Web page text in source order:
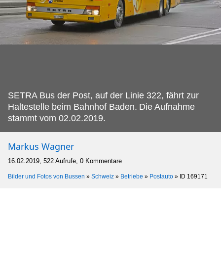
SETRA Bus der Post, auf der Linie 322, fährt zur
Haltestelle beim Bahnhof Baden. Die Aufnahme
stammt vom 02.02.2019.
Markus Wagner
16.02.2019, 522 Aufrufe, 0 Kommentare
Bilder und Fotos von Bussen » Schweiz » Betriebe » Postauto » ID 169171